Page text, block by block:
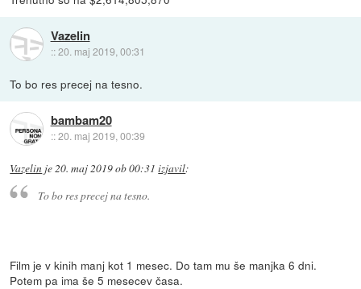
Vazelin
::20. maj 2019, 00:31
To bo res precej na tesno.
bambam20
::20. maj 2019, 00:39
Vazelin je20. maj 2019 ob 00:31 izjavil:
To bo res precej na tesno.
Film je v kinih manj kot 1 mesec. Do tam mu še manjka 6 dni.
Potem pa ima še 5 mesecev časa.